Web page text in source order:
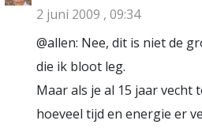
2 juni 2009 , 09:34
@allen: Nee, dit is niet de
die ik bloot leg.
Maar als je al 15 jaar vecht
hoeveel tijd en energie er